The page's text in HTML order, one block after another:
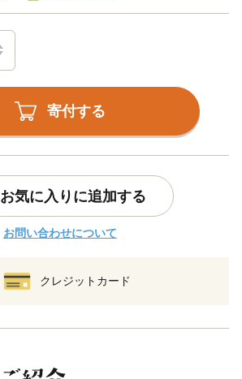
寄付する
お気に入りに追加する
お問い合わせについて
クレジットカード